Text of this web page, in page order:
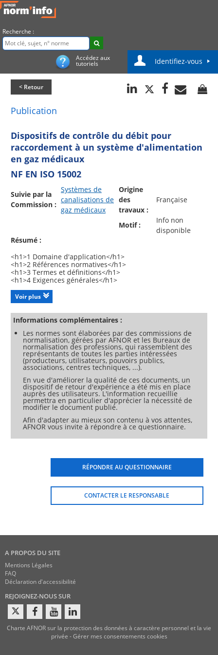
Recherche :
Accédez aux
tutoriels Identifiez-vous
< Retour
Publication
Dispositifs de contrôle du débit pour
raccordement à un système d'alimentation
en gaz médicaux
NF EN ISO 15002
Suivie par la
Commission :
Systèmes de
canalisations de
gaz médicaux
Origine
des
travaux :
Française
Motif :
Info non
disponible
Résumé :
<h1>1 Domaine d'application</h1>
<h1>2 Références normatives</h1>
<h1>3 Termes et définitions</h1>
<h1>4 Exigences générales</h1>
<h1>6 Emballage</h1>
<h1>7 Informations fournies par le fabricant</h1>
<h1>A Justification</h1>
<h1>B Exemples dedispositifs de contrôle du débit et
d'entrées d'alimentation en gaz</h1>
<h1>C Méthodes d'essai</h1>
<h1>D Identification des phénomènes dangereux pour
l'évaluation des risques</h1>
Voir plus
Informations complémentaires :
Les normes sont élaborées par des commissions de
normalisation, gérées par AFNOR et les Bureaux de
normalisation des professions, qui rassemblent des
représentants de toutes les parties intéressées
(producteurs, utilisateurs, pouvoirs publics,
associations, centres techniques, ...).
En vue d'améliorer la qualité de ces documents, un
dispositif de retour d'expérience a été mis en place
auprès des utilisateurs. L'information recueillie
permettra en particulier d'apprécier la nécessité de
modifier le document publié.
Afin d'adapter au mieux son contenu à vos attentes,
AFNOR vous invite à répondre à ce questionnaire.
RÉPONDRE AU QUESTIONNAIRE
CONTACTER LE RESPONSABLE
A PROPOS DU SITE
Mentions Légales
FAQ
Déclaration d'accessibilité
REJOIGNEZ-NOUS SUR
Charte AFNOR sur la protection des données à caractère personnel et la vie
privée -Gérer mes consentements cookies